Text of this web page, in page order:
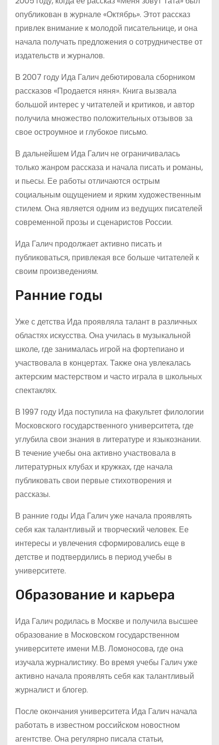
опубликован в журнале «Октябрь». Этот рассказ
привлек внимание к молодой писательнице, и она
начала получать предложения о сотрудничестве от
издательств и журналов.
В 2007 году Ида Галич дебютировала сборником
рассказов «Продается няня». Книга вызвала
большой интерес у читателей и критиков, и автор
получила множество положительных отзывов за
свое остроумное и глубокое письмо.
В дальнейшем Ида Галич не ограничивалась
только жанром рассказа и начала писать и романы,
и пьесы. Ее работы отличаются острым
социальным ощущением и ярким художественным
стилем. Она является одним из ведущих писателей
современной прозы и сценаристов России.
Ида Галич продолжает активно писать и
публиковаться, привлекая все больше читателей к
своим произведениям.
Ранние годы
Уже с детства Ида проявляла талант в различных
областях искусства. Она училась в музыкальной
школе, где занималась игрой на фортепиано и
участвовала в концертах. Также она увлекалась
актерским мастерством и часто играла в школьных
спектаклях.
В 1997 году Ида поступила на факультет филологии
Московского государственного университета, где
углубила свои знания в литературе и языкознании.
В течение учебы она активно участвовала в
литературных клубах и кружках, где начала
публиковать свои первые стихотворения и
рассказы.
В ранние годы Ида Галич уже начала проявлять
себя как талантливый и творческий человек. Ее
интересы и увлечения сформировались еще в
детстве и подтвердились в период учебы в
университете.
Образование и карьера
Ида Галич родилась в Москве и получила высшее
образование в Московском государственном
университете имени М.В. Ломоносова, где она
изучала журналистику. Во время учебы Галич уже
активно начала проявлять себя как талантливый
журналист и блогер.
После окончания университета Ида Галич начала
работать в известном российском новостном
агентстве. Она регулярно писала статьи,